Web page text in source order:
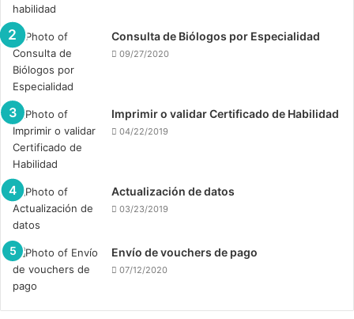
Consulta de Biólogos por Especialidad
09/27/2020
Imprimir o validar Certificado de Habilidad
04/22/2019
Actualización de datos
03/23/2019
Envío de vouchers de pago
07/12/2020